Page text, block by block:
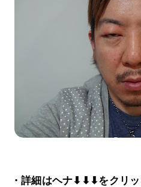
・詳細はヘナ⬇⬇⬇をクリッ